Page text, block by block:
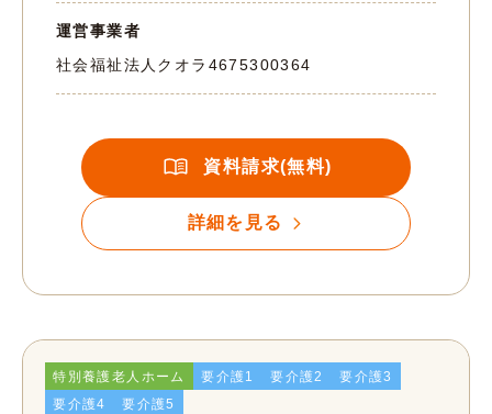
運営事業者
社会福祉法人クオラ 4675300364
資料請求(無料)
詳細を見る
特別養護老人ホーム 要介護1 要介護2
要介護3
要介護4
要介護5